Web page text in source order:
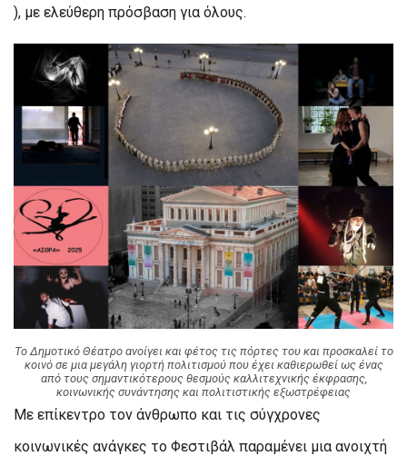
), με ελεύθερη πρόσβαση για όλους.
Το Δημοτικό Θέατρο ανοίγει και φέτος τις πόρτες του και προσκαλεί το
κοινό σε μια μεγάλη γιορτή πολιτισμού που έχει καθιερωθεί ως ένας
από τους σημαντικότερους θεσμούς καλλιτεχνικής έκφρασης,
κοινωνικής συνάντησης και πολιτιστικής εξωστρέφειας
Με επίκεντρο τον άνθρωπο και τις σύγχρονες
κοινωνικές ανάγκες το Φεστιβάλ παραμένει μια ανοιχτή